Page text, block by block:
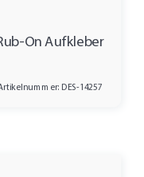
On Aufkleber
DES-14257